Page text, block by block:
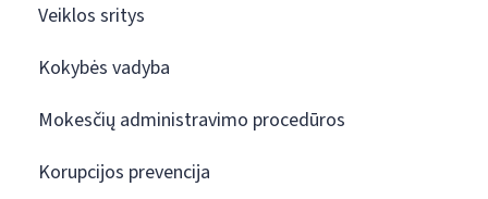
Veiklos sritys
Kokybės vadyba
Mokesčių administravimo procedūros
Korupcijos prevencija